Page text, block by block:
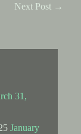
Next Post →
31,
January